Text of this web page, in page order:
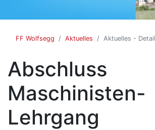
FF Wolfsegg Aktuelles Aktuelles -
Abschluss
Maschinisten-
Lehrgang